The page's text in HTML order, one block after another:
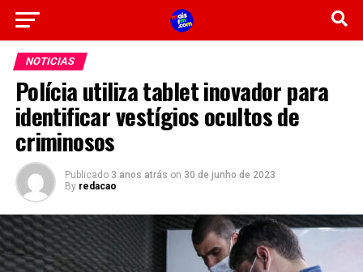
NOTICIAS
Polícia utiliza tablet inovador para
identificar vestígios ocultos de
criminosos
Publicado 3 anos atrás on 30 de junho de 2023
By redacao